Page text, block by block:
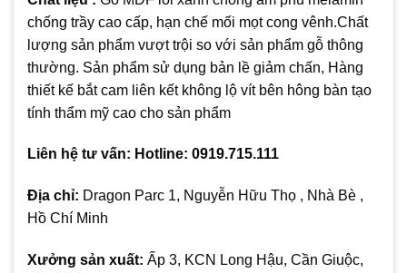
chống trầy cao cấp, hạn chế mối mọt cong vênh.Chất
lượng sản phẩm vượt trội so với sản phẩm gỗ thông
thường. Sản phẩm sử dụng bản lề giảm chấn, Hàng
thiết kế bắt cam liên kết không lộ vít bên hông bàn tạo
tính thẩm mỹ cao cho sản phẩm
Liên hệ tư vấn: Hotline: 0919.715.111
Địa chỉ: Dragon Parc 1, Nguyễn Hữu Thọ , Nhà Bè ,
Hồ Chí Minh
Xưởng sản xuất: Ấp 3, KCN Long Hậu, Cần Giuộc,